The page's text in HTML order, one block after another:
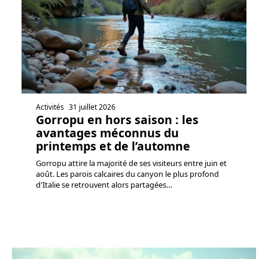
Activités 31 juillet 2026
Gorropu en hors saison : les
avantages méconnus du
printemps et de l’automne
Gorropu attire la majorité de ses visiteurs entre juin et
août. Les parois calcaires du canyon le plus profond
d'Italie se retrouvent alors partagées…